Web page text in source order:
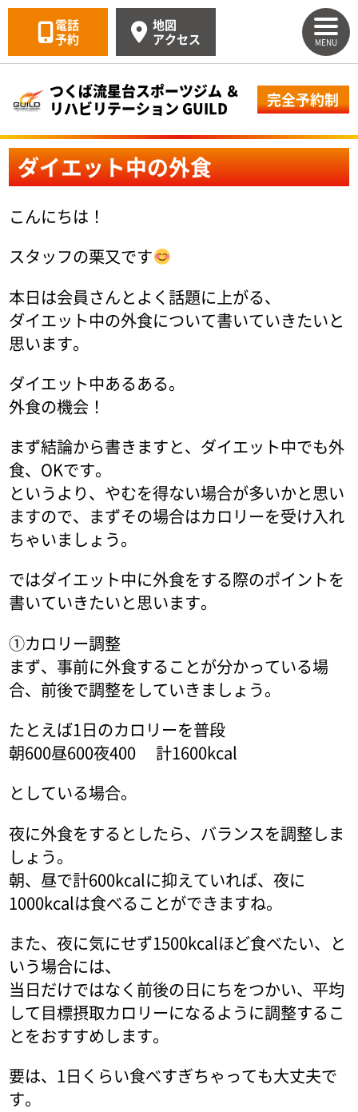
つくば流星台スポーツジム ＆
リハビリテーション GUILD
完全予約制
電話
予約
地図
アクセス
MENU
ダイエット中の外食
こんにちは！
スタッフの栗又です
本日は会員さんとよく話題に上がる、
ダイエット中の外食について書いていきたいと
思います。
ダイエット中あるある。
外食の機会！
まず結論から書きますと、ダイエット中でも外
食、OKです。
というより、やむを得ない場合が多いかと思い
ますので、まずその場合はカロリーを受け入れ
ちゃいましょう。
ではダイエット中に外食をする際のポイントを
書いていきたいと思います。
①カロリー調整
まず、事前に外食することが分かっている場
合、前後で調整をしていきましょう。
たとえば1日のカロリーを普段
朝600昼600夜400 計1600kcal
としている場合。
夜に外食をするとしたら、バランスを調整しま
しょう。
朝、昼で計600kcalに抑えていれば、夜に
1000kcalは食べることができますね。
また、夜に気にせず1500kcalほど食べたい、と
いう場合には、
当日だけではなく前後の日にちをつかい、平均
して目標摂取カロリーになるように調整するこ
とをおすすめします。
要は、1日くらい食べすぎちゃっても大丈夫で
す。